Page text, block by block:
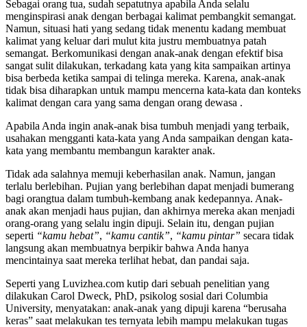
Sebagai orang tua, sudah sepatutnya apabila Anda selalu
menginspirasi anak dengan berbagai kalimat pembangkit semangat.
Namun, situasi hati yang sedang tidak menentu kadang membuat
kalimat yang keluar dari mulut kita justru membuatnya patah
semangat. Berkomunikasi dengan anak-anak dengan efektif bisa
sangat sulit dilakukan, terkadang kata yang kita sampaikan artinya
bisa berbeda ketika sampai di telinga mereka. Karena, anak-anak
tidak bisa diharapkan untuk mampu mencerna kata-kata dan konteks
kalimat dengan cara yang sama dengan orang dewasa .
Apabila Anda ingin anak-anak bisa tumbuh menjadi yang terbaik,
usahakan mengganti kata-kata yang Anda sampaikan dengan kata-
kata yang membantu membangun karakter anak.
Tidak ada salahnya memuji keberhasilan anak. Namun, jangan
terlalu berlebihan. Pujian yang berlebihan dapat menjadi bumerang
bagi orangtua dalam tumbuh-kembang anak kedepannya. Anak-
anak akan menjadi haus pujian, dan akhirnya mereka akan menjadi
orang-orang yang selalu ingin dipuji. Selain itu, dengan pujian
seperti “kamu hebat”, “kamu cantik”, “kamu pintar” secara tidak
langsung akan membuatnya berpikir bahwa Anda hanya
mencintainya saat mereka terlihat hebat, dan pandai saja.
Seperti yang Luvizhea.com kutip dari sebuah penelitian yang
dilakukan Carol Dweck, PhD, psikolog sosial dari Columbia
University, menyatakan: anak-anak yang dipuji karena “berusaha
keras” saat melakukan tes ternyata lebih mampu melakukan tugas